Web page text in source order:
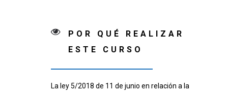
POR QUÉ REALIZAR
ESTE CURSO
La ley 5/2018 de 11 de junio en relación a la